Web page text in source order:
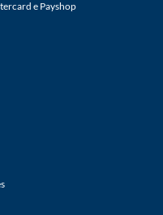
e Payshop